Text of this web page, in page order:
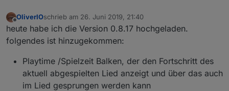
Offline
OliverIOschrieb am 26. Juni 2019, 21:40
zuletzt editiert von
heute habe ich die Version 0.8.17 hochgeladen.
folgendes ist hinzugekommen:
Playtime /Spielzeit Balken, der den Fortschritt des
aktuell abgespielten Lied anzeigt und über das auch
im Lied gesprungen werden kann